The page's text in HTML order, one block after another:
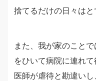
捨てるだけの日々は
また、我が家のこと
をひいて病院に連れ
医師が虐待と勘違い